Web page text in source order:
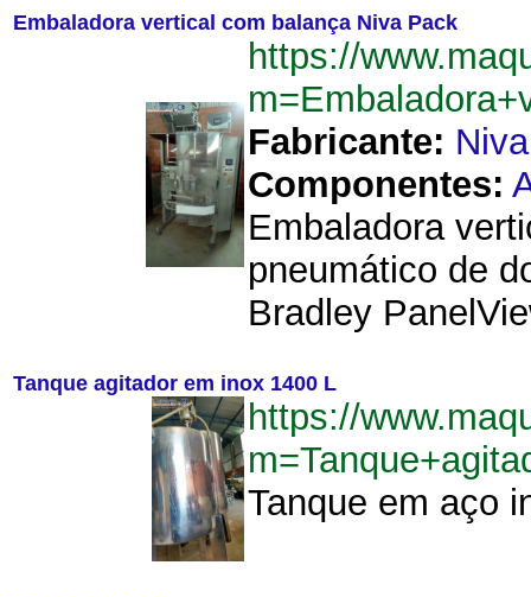
Embaladora vertical com balança Niva Pack
https://
Fabricante:
Componentes:
Embaladora
pneumático de
Bradley
Tanque agitador em inox 1400 L
https://
Tanque em aço